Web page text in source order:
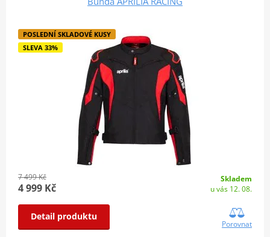
POSLEDNÍ SKLADOVÉ KUSY
SLEVA 33%
7 499 Kč
4 999 Kč
Skladem
u vás 12. 08.
Detail produktu
Porovnat